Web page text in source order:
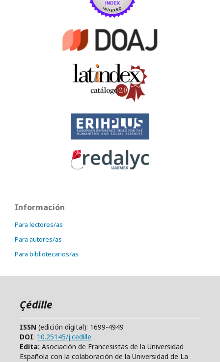
Información
Para lectores/as
Para autores/as
Para bibliotecarios/as
Çédille
ISSN (edición digital): 1699-4949
DOI: 10.25145/j.cedille
Edita: Asociación de Francesistas de la Universidad
Española con la colaboración de la Universidad de La